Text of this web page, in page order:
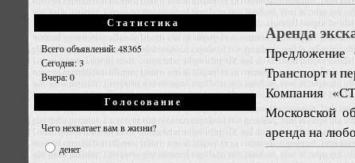
Статистика
Всего объявлений: 48365
Сегодня: 3
Вчера: 0
Голосование
Чего нехватает вам в жизни?
денег
Аренда
Предложение
Транспорт и
Компания
Московской
аренда на